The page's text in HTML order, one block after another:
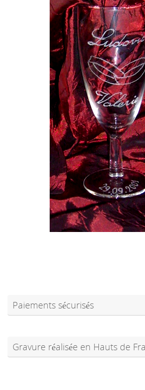
Paiements sécurisés
Gravure réalisée en Hauts de